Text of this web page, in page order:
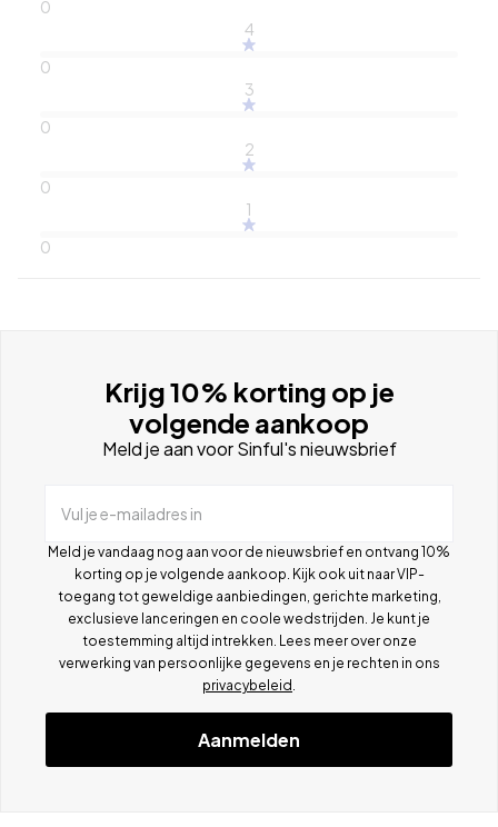
0
4
0
3
0
2
0
1
0
Krijg 10% korting op je
volgende aankoop
Meld je aan voor Sinful's nieuwsbrief
Vul je e-mailadres in
Meld je vandaag nog aan voor de nieuwsbrief en ontvang 10%
korting op je volgende aankoop. Kijk ook uit naar VIP-
toegang tot geweldige aanbiedingen, gerichte marketing,
exclusieve lanceringen en coole wedstrijden. Je kunt je
toestemming altijd intrekken. Lees meer over onze
verwerking van persoonlijke gegevens en je rechten in ons
privacybeleid
Aanmelden